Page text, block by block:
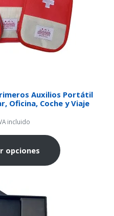
Auxilios Portátil
Oficina, Coche y Viaje
incluido
opciones